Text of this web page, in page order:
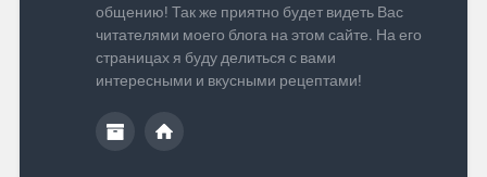
общению! Так же приятно будет видеть Вас
читателями моего блога на этом сайте. На его
страницах я буду делиться с вами
интересными и вкусными рецептами!